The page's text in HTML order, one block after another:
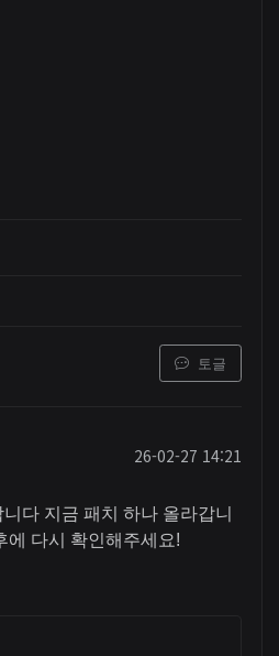
토글
26-02-27 14:21
다 지금 패치 하나 올라갑니
에 다시 확인해주세요!